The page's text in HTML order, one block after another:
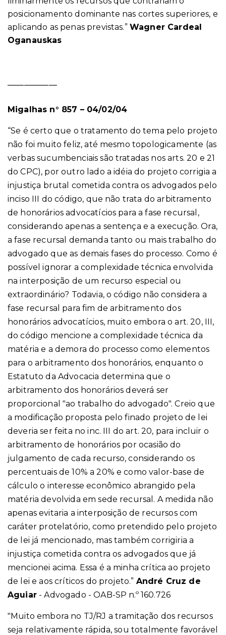
posicionamento dominante nas cortes superiores, e
aplicando as penas previstas.” Wagner Cardeal
Oganauskas
Migalhas n° 857 – 04/02/04
“Se é certo que o tratamento do tema pelo projeto
não foi muito feliz, até mesmo topologicamente (as
verbas sucumbenciais são tratadas nos arts. 20 e 21
do CPC), por outro lado a idéia do projeto corrigia a
injustiça brutal cometida contra os advogados pelo
inciso III do código, que não trata do arbitramento
de honorários advocatícios para a fase recursal,
considerando apenas a sentença e a execução. Ora,
a fase recursal demanda tanto ou mais trabalho do
advogado que as demais fases do processo. Como é
possível ignorar a complexidade técnica envolvida
na interposição de um recurso especial ou
extraordinário? Todavia, o código não considera a
fase recursal para fim de arbitramento dos
honorários advocatícios, muito embora o art. 20, III,
do código mencione a complexidade técnica da
matéria e a demora do processo como elementos
para o arbitramento dos honorários, enquanto o
Estatuto da Advocacia determina que o
arbitramento dos honorários deverá ser
proporcional "ao trabalho do advogado". Creio que
a modificação proposta pelo finado projeto de lei
deveria ser feita no inc. III do art. 20, para incluir o
arbitramento de honorários por ocasião do
julgamento de cada recurso, considerando os
percentuais de 10% a 20% e como valor-base de
cálculo o interesse econômico abrangido pela
matéria devolvida em sede recursal. A medida não
apenas evitaria a interposição de recursos com
caráter protelatório, como pretendido pelo projeto
de lei já mencionado, mas também corrigiria a
injustiça cometida contra os advogados que já
mencionei acima. Essa é a minha crítica ao projeto
de lei e aos críticos do projeto.” André Cruz de
Aguiar- Advogado - OAB-SP n.º 160.726
"Muito embora no TJ/RJ a tramitação dos recursos
seja relativamente rápida, sou totalmente favorável